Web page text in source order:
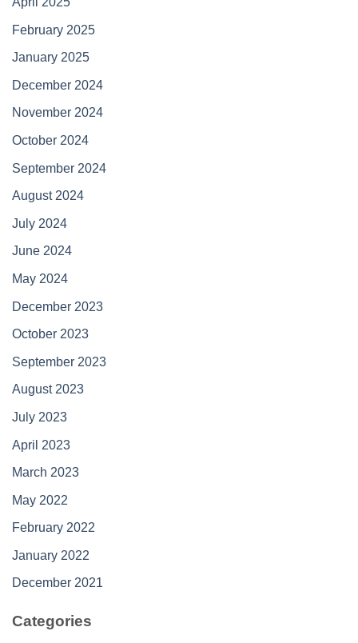
February 2025
January 2025
December 2024
November 2024
October 2024
September 2024
August 2024
July 2024
June 2024
May 2024
December 2023
October 2023
September 2023
August 2023
July 2023
April 2023
March 2023
May 2022
February 2022
January 2022
December 2021
Categories